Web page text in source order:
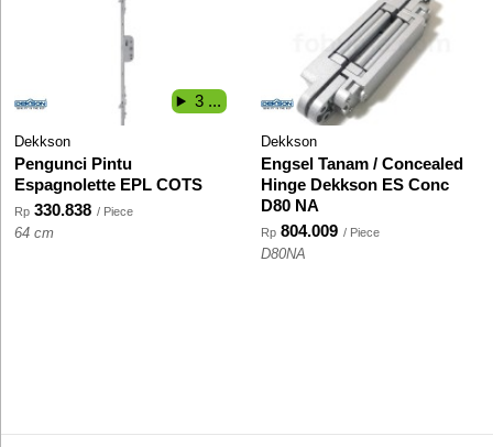
Dekkson
Pengunci Pintu
Espagnolette EPL COTS
Rp 330.838 / Piece
64 cm
3 ...
Dekkson
Engsel Tanam / Concealed
Hinge Dekkson ES Conc
D80 NA
Rp 804.009 / Piece
D80NA